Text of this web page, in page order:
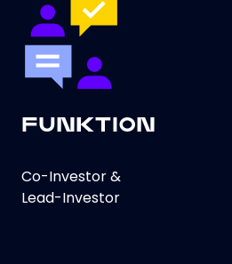
FUNKTION
Co-Investor &
Lead-Investor